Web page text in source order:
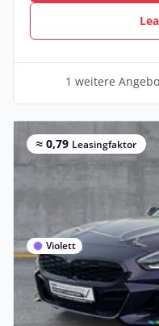
1 weitere
≈ 0,79 Leasingfaktor
Violett
Gewerbe & Privat
BMW Z4 M40i